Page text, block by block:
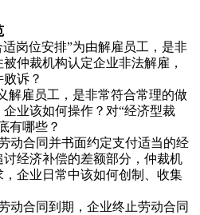
岗位安排”为由解雇员工，是非
仲裁机构认定企业非法解雇，
诉？
解雇员工，是非常符合常理的做
业该如何操作？对“经济型裁
有哪些？
动合同并书面约定支付适当的经
经济补偿的差额部分，仲裁机
企业日常中该如何创制、收集
动合同到期，企业终止劳动合同